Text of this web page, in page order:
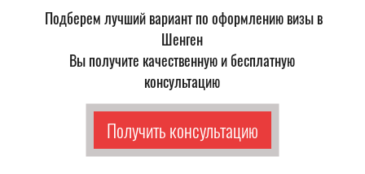
Подберем лучший вариант по оформлению визы в
Шенген
Вы получите качественную и бесплатную
консультацию​
Получить консультацию